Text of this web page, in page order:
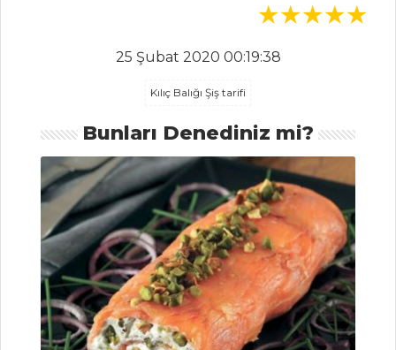
Biberli Ve
Domates Soslu
Elmalı ve
Peynirli Salata
Salatalar Tüm
Tarifleri
ET YEMEKLERI
25 Şubat 2020 00:19:38
Kılıç Balığı Şiş tarifi
Bunları Denediniz mi?